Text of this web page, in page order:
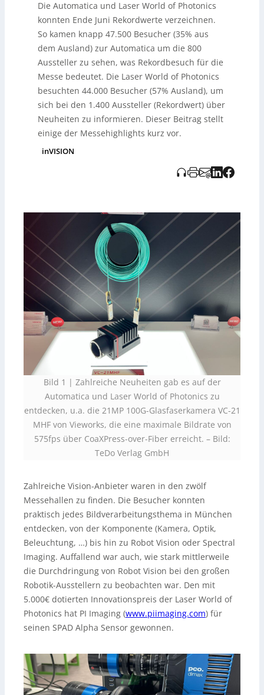
innovative Bildverarbeitungslösungen von
Unternehmen wie [Ximea](https://www.i-need.de/) und
[Novovitz]( https://www.i-need.de/). Zahlreiche Anbieter
stellten mit Vision-Systemen ihre fortschrittlichen
Bildverarbeitungskomponenten und -technologien vor,
darunter Event-basierte Kameras und neue
Laserprojekte. Außerdem wurden bahnbrechende
Objektive und Beleuchtungstechniken präsentiert, die
den Standard für zukünftige Messeveranstaltungen
setzen könnten.
Die Automatica und Laser World of Photonics
konnten Ende Juni Rekordwerte verzeichnen.
So kamen knapp 47.500 Besucher (35% aus
dem Ausland) zur Automatica um die 800
Aussteller zu sehen, was Rekordbesuch für die
Messe bedeutet. Die Laser World of Photonics
besuchten 44.000 Besucher (57% Ausland), um
sich bei den 1.400 Aussteller (Rekordwert) über
Neuheiten zu informieren. Dieser Beitrag stellt
einige der Messehighlights kurz vor.
inVISION
Bild 1 | Zahlreiche Neuheiten gab es auf der
Automatica und Laser World of Photonics zu
entdecken, u.a. die 21MP 100G-Glasfaserkamera VC-21
MHF von Vieworks, die eine maximale Bildrate von
575fps über CoaXPress-over-Fiber erreicht. – Bild:
TeDo Verlag GmbH
Zahlreiche Vision-Anbieter waren in den zwölf
Messehallen zu finden. Die Besucher konnten
praktisch jedes Bildverarbeitungsthema in München
entdecken, von der Komponente (Kamera, Optik,
Beleuchtung, …) bis hin zu Robot Vision oder Spectral
Imaging. Auffallend war auch, wie stark mittlerweile
die Durchdringung von Robot Vision bei den großen
Robotik-Ausstellern zu beobachten war. Den mit
5.000€ dotierten Innovationspreis der Laser World of
Photonics hat PI Imaging (www.piimaging.com) für
seinen SPAD Alpha Sensor gewonnen.